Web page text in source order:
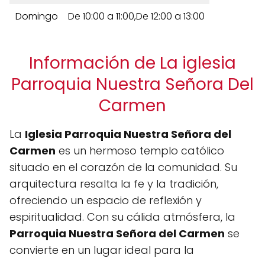
Domingo
De 10:00 a 11:00,De 12:00 a 13:00
Información de La iglesia
Parroquia Nuestra Señora Del
Carmen
La Iglesia Parroquia Nuestra Señora del
Carmen es un hermoso templo católico
situado en el corazón de la comunidad. Su
arquitectura resalta la fe y la tradición,
ofreciendo un espacio de reflexión y
espiritualidad. Con su cálida atmósfera, la
Parroquia Nuestra Señora del Carmen se
convierte en un lugar ideal para la